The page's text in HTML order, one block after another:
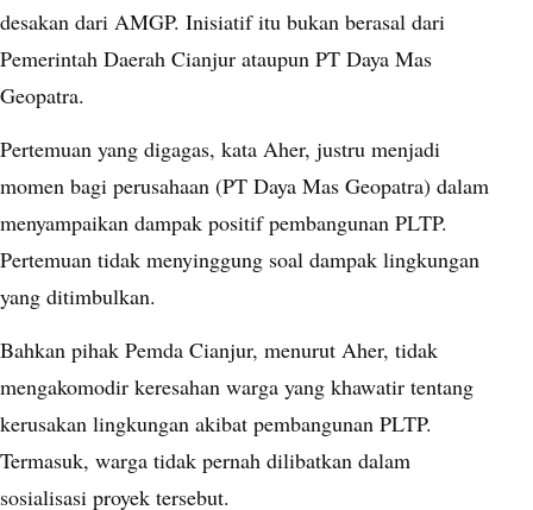
desakan dari AMGP. Inisiatif itu bukan berasal dari
Pemerintah Daerah Cianjur ataupun PT Daya Mas
Geopatra.
Pertemuan yang digagas, kata Aher, justru menjadi
momen bagi perusahaan (PT Daya Mas Geopatra) dalam
menyampaikan dampak positif pembangunan PLTP.
Pertemuan tidak menyinggung soal dampak lingkungan
yang ditimbulkan.
Bahkan pihak Pemda Cianjur, menurut Aher, tidak
mengakomodir keresahan warga yang khawatir tentang
kerusakan lingkungan akibat pembangunan PLTP.
Termasuk, warga tidak pernah dilibatkan dalam
sosialisasi proyek tersebut.